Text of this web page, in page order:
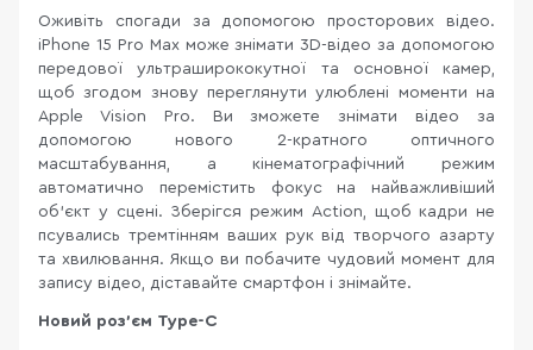
Оживіть спогади за допомогою просторових відео.
iPhone 15 Pro Max може знімати 3D-відео за допомогою
передової ультраширококутної та основної камер,
щоб згодом знову переглянути улюблені моменти на
Apple Vision Pro. Ви зможете знімати відео за
допомогою нового 2-кратного оптичного
масштабування, а кінематографічний режим
автоматично перемістить фокус на найважливіший
об’єкт у сцені. Зберігся режим Action, щоб кадри не
псувались тремтінням ваших рук від творчого азарту
та хвилювання. Якщо ви побачите чудовий момент для
запису відео, діставайте смартфон і знімайте.
Новий роз’єм Type-C